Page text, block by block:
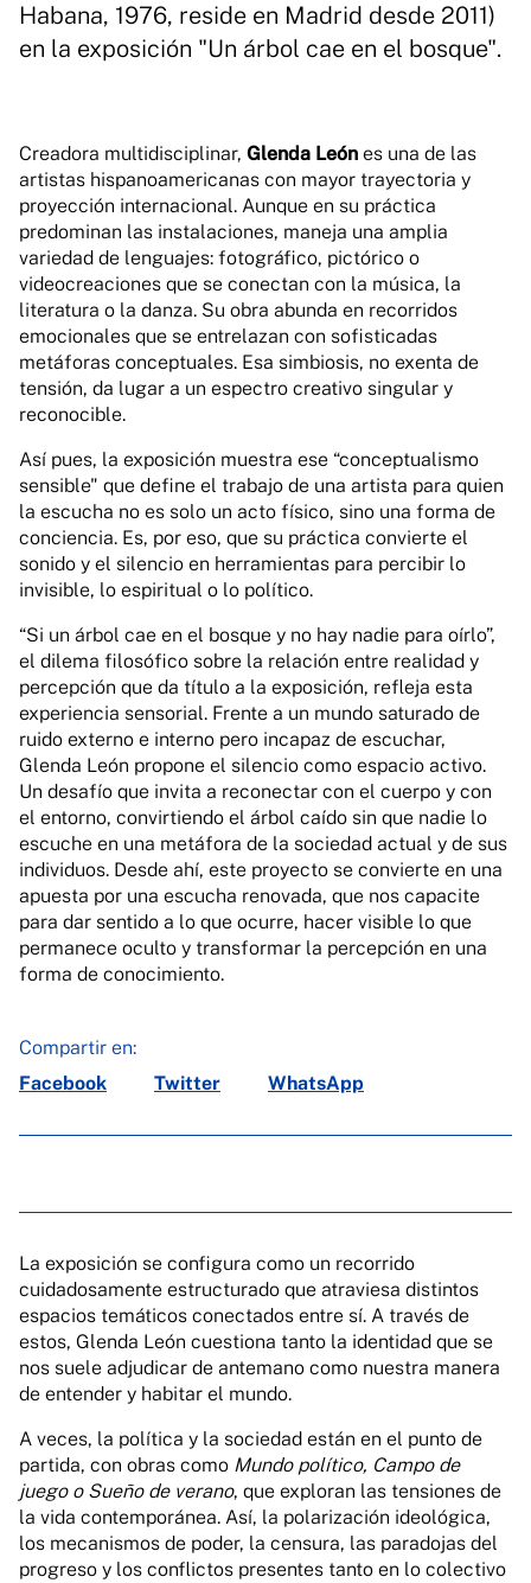
Habana, 1976, reside en Madrid desde 2011)
en la exposición "Un árbol cae en el bosque".
Creadora multidisciplinar, Glenda León es una de las
artistas hispanoamericanas con mayor trayectoria y
proyección internacional. Aunque en su práctica
predominan las instalaciones, maneja una amplia
variedad de lenguajes: fotográfico, pictórico o
videocreaciones que se conectan con la música, la
literatura o la danza. Su obra abunda en recorridos
emocionales que se entrelazan con sofisticadas
metáforas conceptuales. Esa simbiosis, no exenta de
tensión, da lugar a un espectro creativo singular y
reconocible.
Así pues, la exposición muestra ese “conceptualismo
sensible" que define el trabajo de una artista para quien
la escucha no es solo un acto físico, sino una forma de
conciencia. Es, por eso, que su práctica convierte el
sonido y el silencio en herramientas para percibir lo
invisible, lo espiritual o lo político.
“Si un árbol cae en el bosque y no hay nadie para oírlo”,
el dilema filosófico sobre la relación entre realidad y
percepción que da título a la exposición, refleja esta
experiencia sensorial. Frente a un mundo saturado de
ruido externo e interno pero incapaz de escuchar,
Glenda León propone el silencio como espacio activo.
Un desafío que invita a reconectar con el cuerpo y con
el entorno, convirtiendo el árbol caído sin que nadie lo
escuche en una metáfora de la sociedad actual y de sus
individuos. Desde ahí, este proyecto se convierte en una
apuesta por una escucha renovada, que nos capacite
para dar sentido a lo que ocurre, hacer visible lo que
permanece oculto y transformar la percepción en una
forma de conocimiento.
Compartir en:
Facebook
Twitter WhatsApp
La exposición se configura como un recorrido
cuidadosamente estructurado que atraviesa distintos
espacios temáticos conectados entre sí. A través de
estos, Glenda León cuestiona tanto la identidad que se
nos suele adjudicar de antemano como nuestra manera
de entender y habitar el mundo.
A veces, la política y la sociedad están en el punto de
partida, con obras como Mundo político, Campo de
juego o Sueño de verano, que exploran las tensiones de
la vida contemporánea. Así, la polarización ideológica,
los mecanismos de poder, la censura, las paradojas del
progreso y los conflictos presentes tanto en lo colectivo